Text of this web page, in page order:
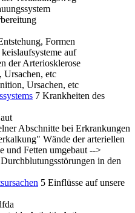
Formen
auf
der Arteriosklerose
etc
Ursachen, etc
7 Krankheiten des
Abschnitte bei Erkrankungen
Wände der arteriellen
und Fetten umgebaut -->
in den
5 Einflüsse auf unsere